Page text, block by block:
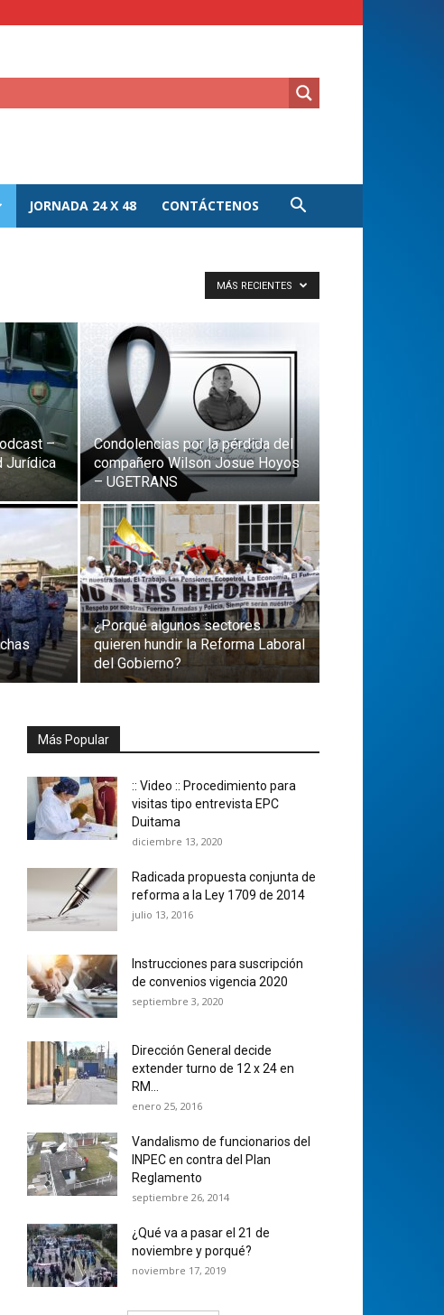
JORNADA 24 X 48 CONTÁCTENOS
MÁS RECIENTES
–
Jurídica
Condolencias por la pérdida del
compañero Wilson Josue Hoyos
– UGETRANS
¿Porqué algunos sectores
quieren hundir la Reforma Laboral
del Gobierno?
Más Popular
:: Video :: Procedimiento para
visitas tipo entrevista EPC
Duitama
diciembre 13, 2020
Radicada propuesta conjunta de
reforma a la Ley 1709 de 2014
julio 13, 2016
Instrucciones para suscripción
de convenios vigencia 2020
septiembre 3, 2020
Dirección General decide
extender turno de 12 x 24 en
RM...
enero 25, 2016
Vandalismo de funcionarios del
INPEC en contra del Plan
Reglamento
septiembre 26, 2014
¿Qué va a pasar el 21 de
noviembre y porqué?
noviembre 17, 2019